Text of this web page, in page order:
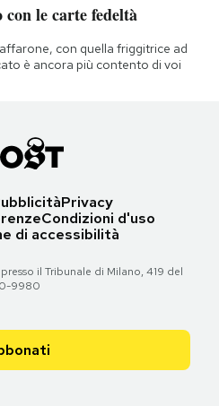
le carte fedeltà
con quella friggitrice ad
è ancora più contento di voi
Privacy
Condizioni d'uso
di accessibilità
il Tribunale di Milano, 419 del
9980